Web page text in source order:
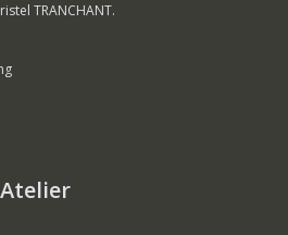
TRANCHANT.